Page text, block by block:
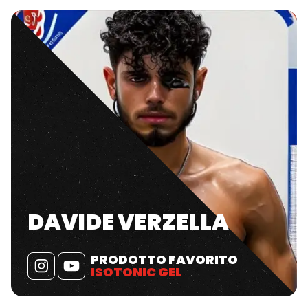
DAVIDE VERZELLA
PRODOTTO FAVORITO
ISOTONIC GEL